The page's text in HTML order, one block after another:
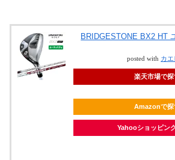
BRIDGESTONE BX2 HT
posted with カ
楽天市場で探
Amazonで探
Yahooショッピン